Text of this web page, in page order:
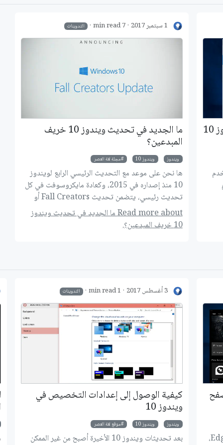
1 سبتمبر 2017 7 min read التدوينات
ما الجديد في تحديث ويندوز 10 خريف
المبدعين؟
ويندوز ويندوز 10 مجلة لغة العصر
ها نحن على موعد مع التحديث الرئيسي الرابع لويندوز
10 منذ إصداره في 2015، وكعادة مايكروسوفت في كل
تحديث رئيسي، يتضمن تحديث Fall Creators أو
"خريف المبدعين" العديد من المميزات الجديدة
وتحسينات الاستقرار واﻷداء، إلى جانب بعض الخصائص
التي تم حذفها من الويندوز في هذا التحديث، دعونا
Read more about ما الجديد في تحديث ويندوز
10 خريف المبدعين؟.
تعمل مايكروسوفت جاهدة على تطوير متصفح Edge،
3 أغسطس 2017 1 min read التدوينات
كيفية الوصول إلى إعدادات التخصيص في
ويندوز 10
ويندوز ويندوز 10 موقع لغة العصر
بعد تحديثات ويندوز 10 الأخيرة أصبح من غير الممكن